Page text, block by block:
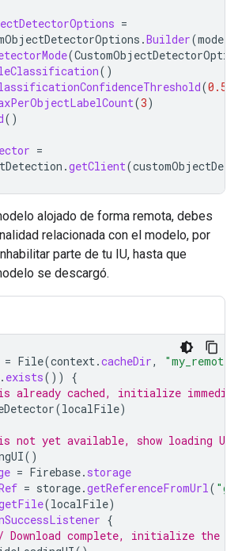
=
.Builder(model
(
()
(0.5f
(3)
()
=
.getClient(
alojado de forma remota, debes
relacionada con el modelo, por
parte de tu IU, hasta que
se descargó.
= File(context.cacheDir,
. exists())
{
already cached, initialize
(localFile)
not yet available, show loading UI
()
= Firebase. storage
= storage.getReferenceFromUrl(
(localFile)
{
Download complete, initialize the